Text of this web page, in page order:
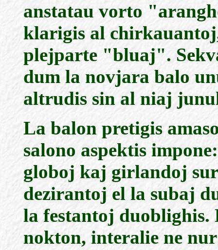
anstatau vorto
klarigis al
plejparte "bluaj".
dum la novjara balo
altrudis sin al niaj
La balon pretigis
salono aspektis
globoj kaj girlandoj
dezirantoj el la subaj
la festantoj
nokton, interalie ne